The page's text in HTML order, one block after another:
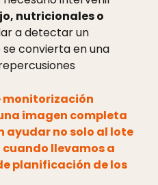
nutricionales o
a detectar un
se convierta en una
monitorización
imagen completa
ayudar no solo al lote
llevamos a
planificación de los